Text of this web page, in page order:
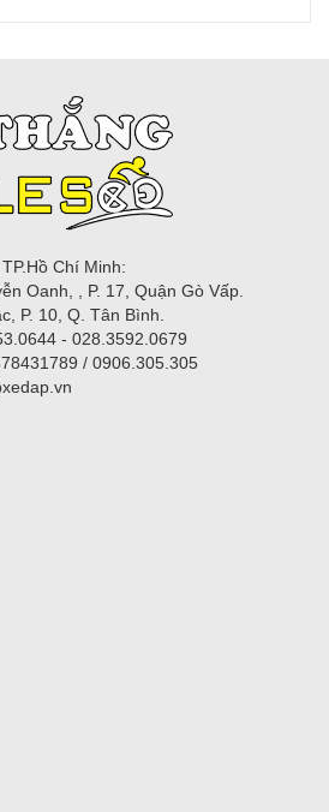
Chí Minh:
Oanh, , P. 17, Quận Gò Vấp.
P. 10, Q. Tân Bình.
- 028.3592.0679
/ 0906.305.305